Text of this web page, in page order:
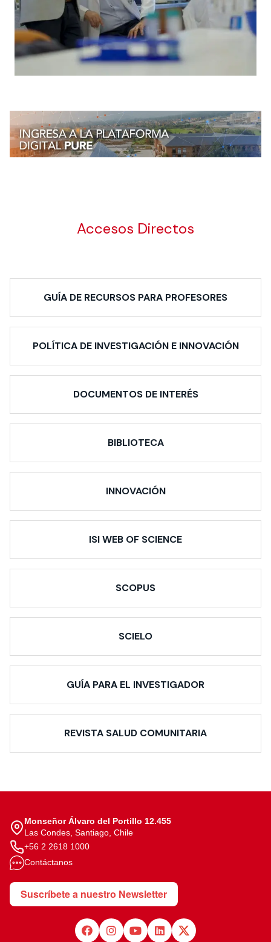
Accesos Directos
GUÍA DE RECURSOS PARA PROFESORES
POLÍTICA DE INVESTIGACIÓN E INNOVACIÓN
DOCUMENTOS DE INTERÉS
BIBLIOTECA
INNOVACIÓN
ISI WEB OF SCIENCE
SCOPUS
SCIELO
GUÍA PARA EL INVESTIGADOR
REVISTA SALUD COMUNITARIA
Monseñor Álvaro del Portillo 12.455
Las Condes, Santiago, Chile
+56 2 2618 1000
Contáctanos
Suscríbete a nuestro Newsletter